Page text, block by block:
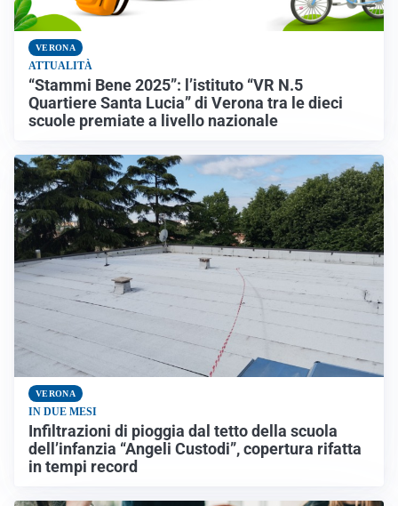
VERONA
ATTUALITÀ
“Stammi Bene 2025”: l’istituto “VR N.5
Quartiere Santa Lucia” di Verona tra le dieci
scuole premiate a livello nazionale
VERONA
IN DUE MESI
Infiltrazioni di pioggia dal tetto della scuola
dell’infanzia “Angeli Custodi”, copertura rifatta
in tempi record